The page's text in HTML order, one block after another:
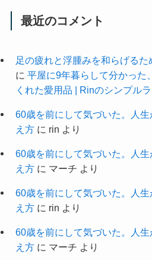
最近のコメント
足の疲れと浮腫みを和らげる
に 平屋に9年暮らして分かった
くれた愛用品 | Rinのシンプル
60歳を前にして気づいた。人
え方に rin より
60歳を前にして気づいた。人
え方に マーチ より
60歳を前にして気づいた。人
え方に rin より
60歳を前にして気づいた。人
え方に マーチ より